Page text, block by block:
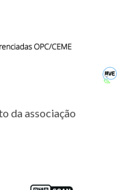
da associação